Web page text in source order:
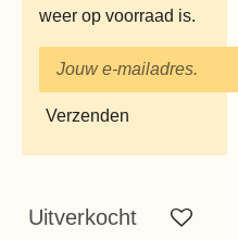
weer op voorraad is.
Verzenden
Uitverkocht